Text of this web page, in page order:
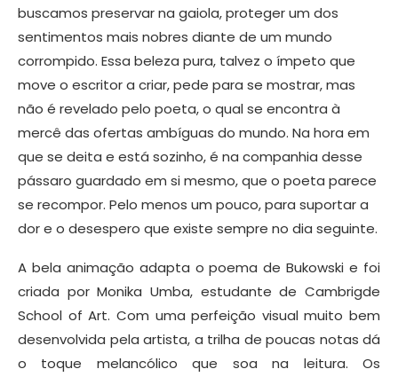
buscamos preservar na gaiola, proteger um dos
sentimentos mais nobres diante de um mundo
corrompido. Essa beleza pura, talvez o ímpeto que
move o escritor a criar, pede para se mostrar, mas
não é revelado pelo poeta, o qual se encontra à
mercê das ofertas ambíguas do mundo. Na hora em
que se deita e está sozinho, é na companhia desse
pássaro guardado em si mesmo, que o poeta parece
se recompor. Pelo menos um pouco, para suportar a
dor e o desespero que existe sempre no dia seguinte.
A bela animação adapta o poema de Bukowski e foi
criada por Monika Umba, estudante de Cambrigde
School of Art. Com uma perfeição visual muito bem
desenvolvida pela artista, a trilha de poucas notas dá
o toque melancólico que soa na leitura. Os